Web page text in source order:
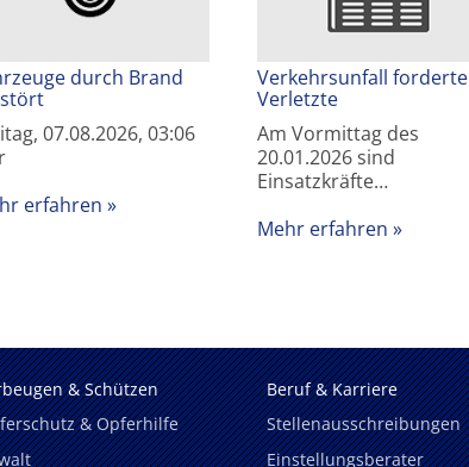
durch Brand
07.08.2026, 03:06
erfahren
Verkehrsunfall forderte
Verletzte
Am Vormittag des
20.01.2026 sind
Einsatzkräfte…
Mehr erfahren
& Schützen
& Opferhilfe
Beruf & Karriere
Stellenausschreibungen
Einstellungsberater